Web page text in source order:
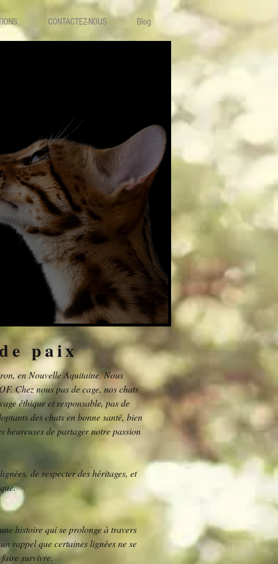
CONTACTEZ-NOUS Blog
paix
en Nouvelle Aquitaine. Nous
Chez nous pas de cage, nos chats
éthique et responsable, pas de
des chats en bonne santé, bien
heureuses de partager notre passion
de respecter des héritages, et
histoire qui se prolonge à travers
rappel que certaines lignées ne se
faire survivre.